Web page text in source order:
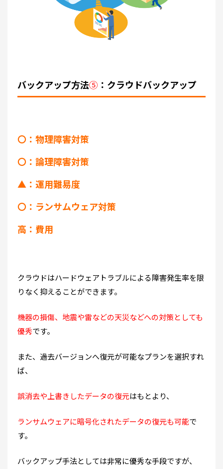
バックアップ方法⑤ ：クラウドバックアップ
〇：物理障害対策
〇：論理障害対策
▲：運用難易度
〇：ランサムウェア対策
高：費用
クラウドはハードウェアトラブルによる障害発生率を限
りなく抑えることができます。
機器の損傷、地震や雷などの天災などへの対策としても
優秀です。
また、過去バージョンへ復元が可能なプランを選択すれ
ば、
誤消去や上書きしたデータの復元はもとより、
ランサムウェアに暗号化されたデータの復元も可能で
す。
バックアップ手法としては非常に優秀な手段ですが、